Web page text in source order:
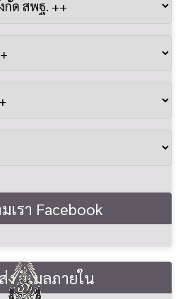
เรา Facebook
อีเมลภายใน